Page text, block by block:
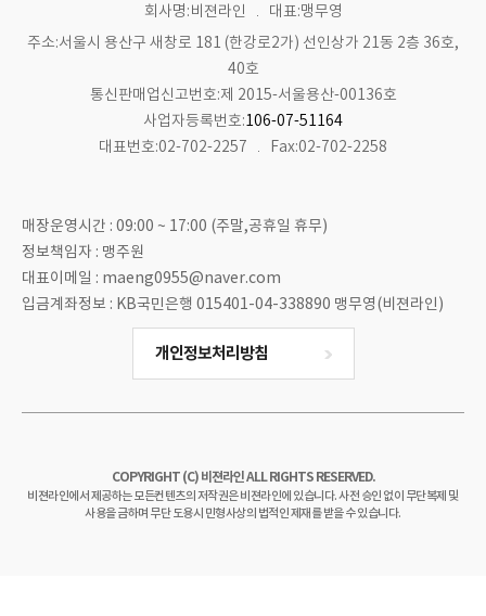
회사명:비젼라인
대표:맹무영
주소:서울시 용산구 새창로 181 (한강로2가) 선인상가 21동 2층 36호,
40호
통신판매업신고번호:제 2015-서울용산-00136호
사업자등록번호:106-07-51164
대표번호:02-702-2257
Fax:02-702-2258
매장운영시간 : 09:00 ~ 17:00 (주말,공휴일 휴무)
정보책임자 : 맹주원
대표이메일 : maeng0955@naver.com
입금계좌정보 : KB국민은행 015401-04-338890 맹무영(비젼라인)
개인정보처리방침
COPYRIGHT (C) 비젼라인 ALL RIGHTS RESERVED.
비젼라인에서 제공하는 모든컨텐츠의 저작권은 비젼라인에 있습니다. 사전 승인 없이 무단복제 및
사용을 금하며 무단 도용시 민형사상의 법적인 제재를 받을 수 있습니다.